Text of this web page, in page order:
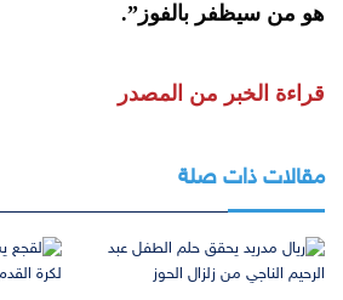
هو من سيظفر بالفوز”.
قراءة الخبر من المصدر
مقالات ذات صلة